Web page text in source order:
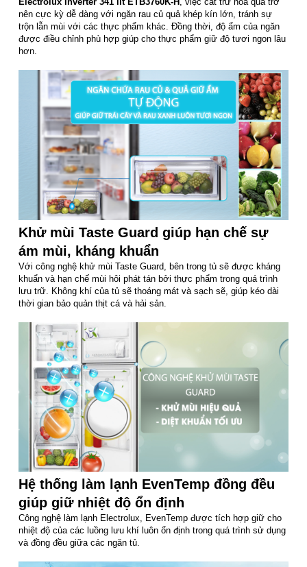
nên cực kỳ dễ dàng với ngăn rau củ quả khép kín lớn, tránh sự
trộn lẫn mùi với các thực phẩm khác. Đồng thời, độ ẩm của ngăn
được điều chỉnh phù hợp giúp cho thực phẩm giữ độ tươi ngon lâu
hơn.
Khử mùi Taste Guard giúp hạn chế sự
ám mùi, kháng khuẩn
Với công nghệ khử mùi Taste Guard, bên trong tủ sẽ được kháng
khuẩn và hạn chế mùi hôi phát tán bởi thực phẩm trong quá trình
lưu trữ. Không khí của tủ sẽ thoáng mát và sạch sẽ, giúp kéo dài
thời gian bảo quản thịt cá và hải sản.
Hệ thống làm lạnh EvenTemp đồng đều
giúp giữ nhiệt độ ổn định
Công nghệ làm lạnh Electrolux, EvenTemp được tích hợp giữ cho
nhiệt độ của các luồng lưu khí luôn ổn định trong quá trình sử dụng
và đồng đều giữa các ngăn tủ.